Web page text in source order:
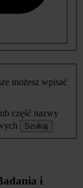
możesz wpisać
część nazwy
Szukaj
i